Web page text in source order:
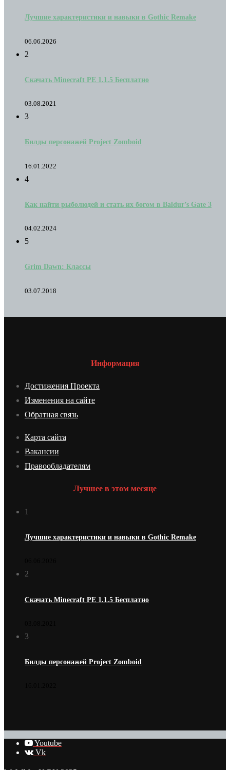
Лучшие характеристики и навыки в Gothic Remake
06.06.2026
2
Скачать Minecraft PE 1.1.5 Бесплатно
03.08.2021
3
Билды персонажей Project Zomboid
16.01.2022
4
Как найти рыболюдей и стать их богом в Baldur’s Gate 3
04.02.2024
5
Grim Dawn: Классы
03.07.2018
Информация
Достижения Проекта
Изменения на сайте
Обратная связь
Карта сайта
Вакансии
Правообладателям
Лучшее в этом месяце
1
Лучшие характеристики и навыки в Gothic Remake
2
Скачать Minecraft PE 1.1.5 Бесплатно
3
Билды персонажей Project Zomboid
Youtube
Vk